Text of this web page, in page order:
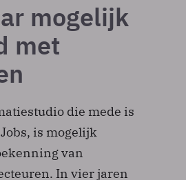
mogelijk
met
die mede is
is mogelijk
van
In vier jaren